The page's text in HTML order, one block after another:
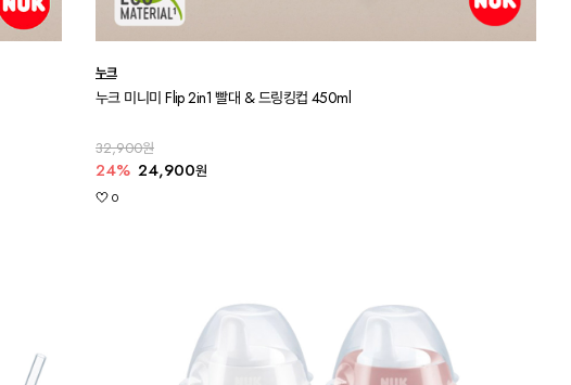
누크
누크 미니미 Flip 2in1 빨대 & 드링킹컵 450ml
32,900원
24% 24,900원
0